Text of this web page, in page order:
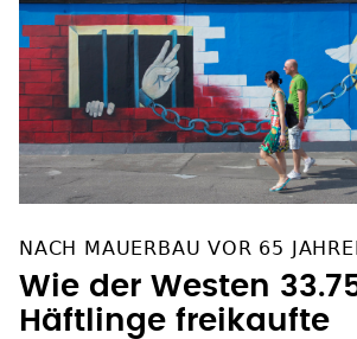
NACH MAUERBAU VOR 65
Wie der Westen
Häftlinge freikaufte